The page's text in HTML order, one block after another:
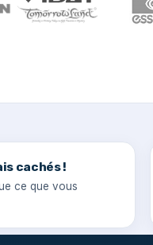
cachés !
ce que vous